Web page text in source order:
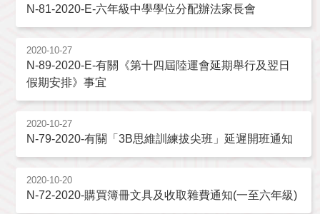
N-81-2020-E-六年級中學學位分配辦法家長會
2020-10-27
N-89-2020-E-有關《第十四屆陸運會延期舉行及翌日
假期安排》事宜
2020-10-27
N-79-2020-有關「3B思維訓練拔尖班」延遲開班通知
2020-10-20
N-72-2020-購買簿冊文具及收取雜費通知(一至六年級)